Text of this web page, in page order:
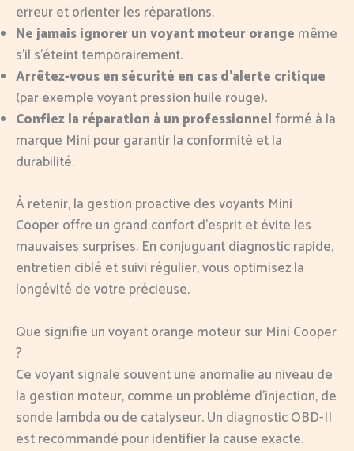
erreur et orienter les réparations.
Ne jamais ignorer un voyant moteur orange même
s’il s’éteint temporairement.
Arrêtez-vous en sécurité en cas d’alerte critique
(par exemple voyant pression huile rouge).
Confiez la réparation à un professionnelformé à la
marque Mini pour garantir la conformité et la
durabilité.
À retenir, la gestion proactive des voyants Mini
Cooper offre un grand confort d’esprit et évite les
mauvaises surprises. En conjuguant diagnostic rapide,
entretien ciblé et suivi régulier, vous optimisez la
longévité de votre précieuse.
Que signifie un voyant orange moteur sur Mini Cooper
?
Ce voyant signale souvent une anomalie au niveau de
la gestion moteur, comme un problème d’injection, de
sonde lambda ou de catalyseur. Un diagnostic OBD-II
est recommandé pour identifier la cause exacte.